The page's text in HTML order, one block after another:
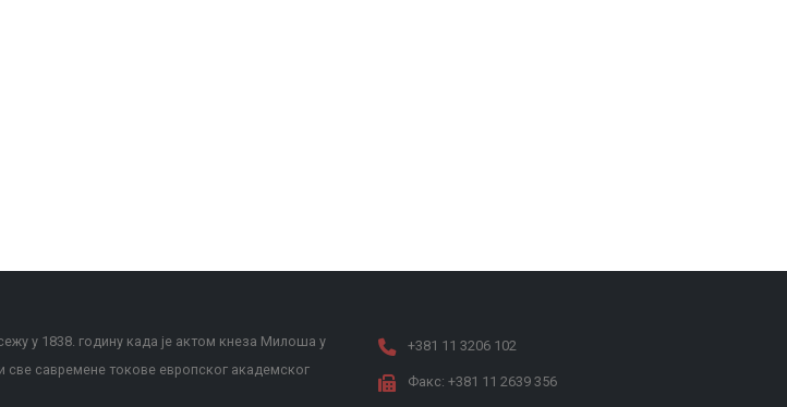
у 1838. годину када је актом кнеза Милоша у
све савремене токове европског академског
+381 11 3206 102
Факс: +381 11 2639 356